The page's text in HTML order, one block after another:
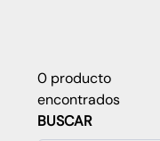
0 producto
encontrados
BUSCAR